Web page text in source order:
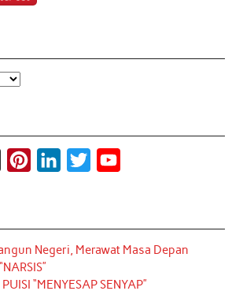
T
o
k
t
e
r
k
e
d
t
t
e
T
u
b
Negeri, Merawat Masa Depan
“MENYESAP SENYAP”